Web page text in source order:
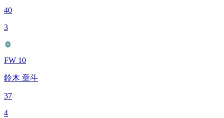
40
3
FW 10
鈴木 章斗
37
4